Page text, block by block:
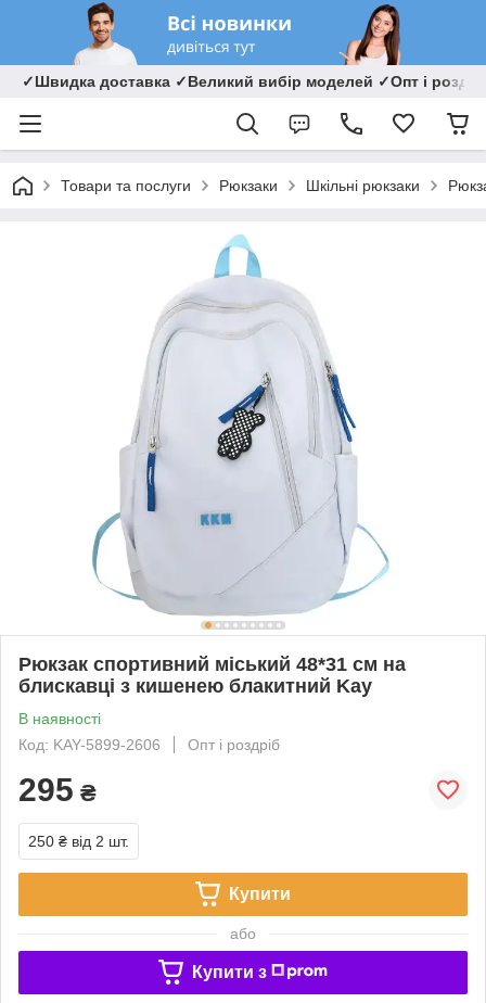
✓Швидка доставка ✓Великий вибір моделей ✓Опт і
Товари та послуги Рюкзаки Шкільні рюкзаки
Рюкзак спортивний міський 48*31 см на
блискавці з кишенею блакитний Kay
В наявності
Код: KAY-5899-2606
Опт і роздріб
295 ₴
250 ₴ від 2 шт.
Купити
або
Купити з